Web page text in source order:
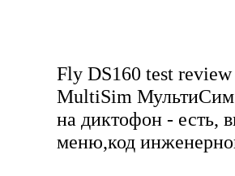
Fly DS160 test review
MultiSim МультиСим
на диктофон - есть,
меню,код